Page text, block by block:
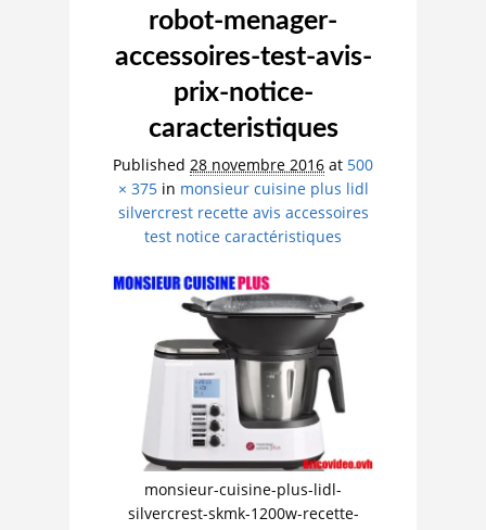
robot-menager-
accessoires-test-avis-
prix-notice-
caracteristiques
Published 28 novembre 2016 at 500
× 375in monsieur cuisine plus lidl
silvercrest recette avis accessoires
test notice caractéristiques
monsieur-cuisine-plus-lidl-
silvercrest-skmk-1200w-recette-